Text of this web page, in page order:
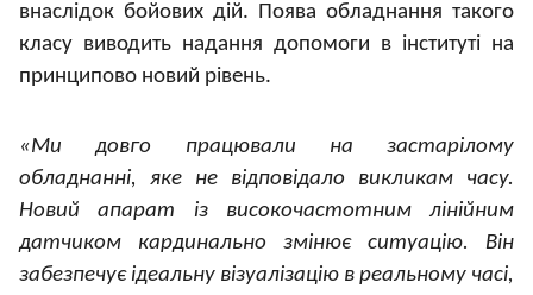
внаслідок бойових дій. Поява обладнання такого
класу виводить надання допомоги в інституті на
принципово новий рівень.
«Ми довго працювали на застарілому
обладнанні, яке не відповідало викликам часу.
Новий апарат із високочастотним лінійним
датчиком кардинально змінює ситуацію. Він
забезпечує ідеальну візуалізацію в реальному часі,